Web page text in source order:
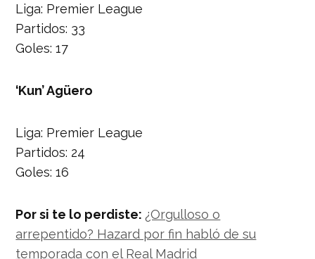
Liga: Premier League
Partidos: 33
Goles: 17
‘Kun’ Agüero
Liga: Premier League
Partidos: 24
Goles: 16
Por si te lo perdiste: ¿Orgulloso o
arrepentido? Hazard por fin habló de su
temporada con el Real Madrid